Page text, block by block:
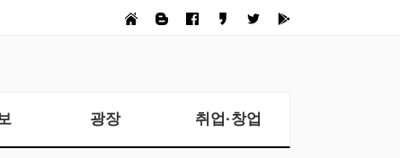
광장 취업·창업